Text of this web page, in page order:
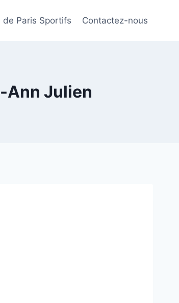
de Paris Sportifs Contactez-nous
Ann Julien